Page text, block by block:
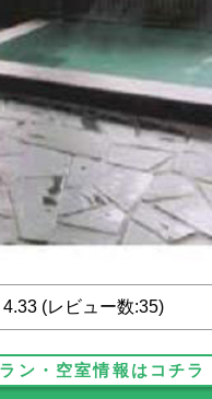
4.33 (レビュー数:35)
ン・空室情報はコチラ